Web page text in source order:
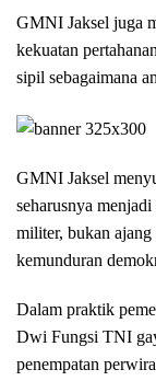
GMNI Jaksel juga
kekuatan
sipil sebagaimana
GMNI Jaksel
seharusnya
militer, bukan
kemunduran
Dalam praktik
Dwi Fungsi TNI
penempatan